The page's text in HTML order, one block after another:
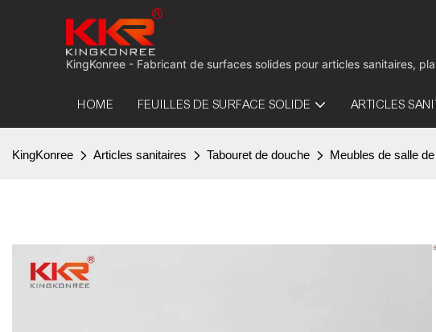
KingKonree - Fabricant de surfaces solides pour articles sanitaires,
HOME FEUILLES DE SURFACE SOLIDE ARTICLES
KingKonree Articles sanitaires Tabouret de douche Meubles de salle